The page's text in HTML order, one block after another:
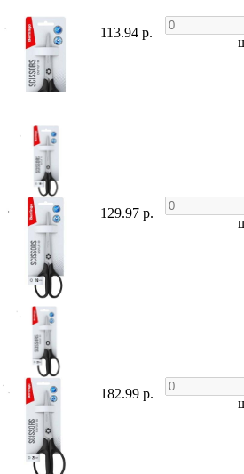
113.94 р.
129.97 р.
182.99 р.